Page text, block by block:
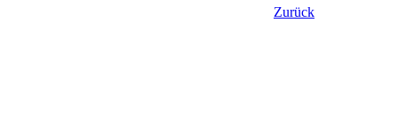
Zurück